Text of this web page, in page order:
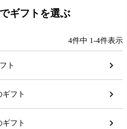
ギフトを選ぶ
4件中 1-4件表示
ト
ギフト
フト